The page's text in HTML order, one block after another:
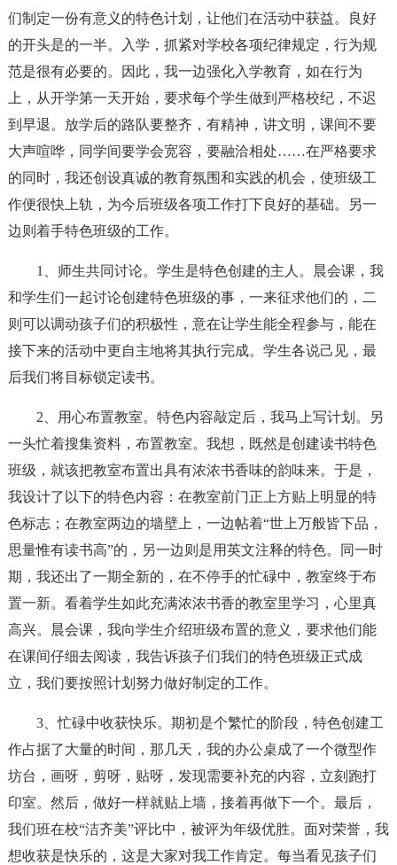
们制定一份有意义的特色计划，让他们在活动中获益。良好
的开头是的一半。入学，抓紧对学校各项纪律规定，行为规
范是很有必要的。因此，我一边强化入学教育，如在行为
上，从开学第一天开始，要求每个学生做到严格校纪，不迟
到早退。放学后的路队要整齐，有精神，讲文明，课间不要
大声喧哗，同学间要学会宽容，要融洽相处……在严格要求
的同时，我还创设真诚的教育氛围和实践的机会，使班级工
作便很快上轨，为今后班级各项工作打下良好的基础。另一
边则着手特色班级的工作。
1、师生共同讨论。学生是特色创建的主人。晨会课，我
和学生们一起讨论创建特色班级的事，一来征求他们的，二
则可以调动孩子们的积极性，意在让学生能全程参与，能在
接下来的活动中更自主地将其执行完成。学生各说己见，最
后我们将目标锁定读书。
2、用心布置教室。特色内容敲定后，我马上写计划。另
一头忙着搜集资料，布置教室。我想，既然是创建读书特色
班级，就该把教室布置出具有浓浓书香味的韵味来。于是，
我设计了以下的特色内容：在教室前门正上方贴上明显的特
色标志；在教室两边的墙壁上，一边帖着“世上万般皆下品，
思量惟有读书高”的，另一边则是用英文注释的特色。同一时
期，我还出了一期全新的，在不停手的忙碌中，教室终于布
置一新。看着学生如此充满浓浓书香的教室里学习，心里真
高兴。晨会课，我向学生介绍班级布置的意义，要求他们能
在课间仔细去阅读，我告诉孩子们我们的特色班级正式成
立，我们要按照计划努力做好制定的工作。
3、忙碌中收获快乐。期初是个繁忙的阶段，特色创建工
作占据了大量的时间，那几天，我的办公桌成了一个微型作
坊台，画呀，剪呀，贴呀，发现需要补充的内容，立刻跑打
印室。然后，做好一样就贴上墙，接着再做下一个。最后，
我们班在校“洁齐美”评比中，被评为年级优胜。面对荣誉，我
想收获是快乐的，这是大家对我工作肯定。每当看见孩子们